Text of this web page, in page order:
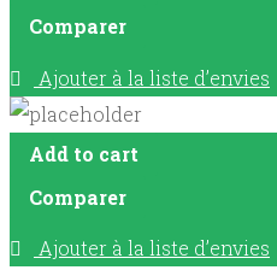
Comparer
Ajouter à la liste d’envies
Add to cart
Comparer
Ajouter à la liste d’envies